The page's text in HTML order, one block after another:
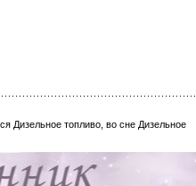
Дизельное топливо, во сне Дизельное